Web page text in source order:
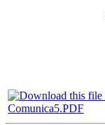
Comunica5.PDF